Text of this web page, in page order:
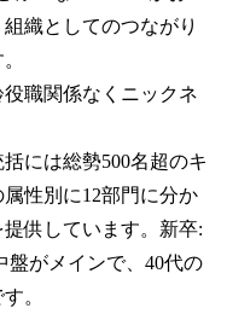
織としてのつながり
職関係なくニックネ
には総勢500名超のキ
性別に12部門に分か
供しています。新卒:
盤がメインで、40代の
。